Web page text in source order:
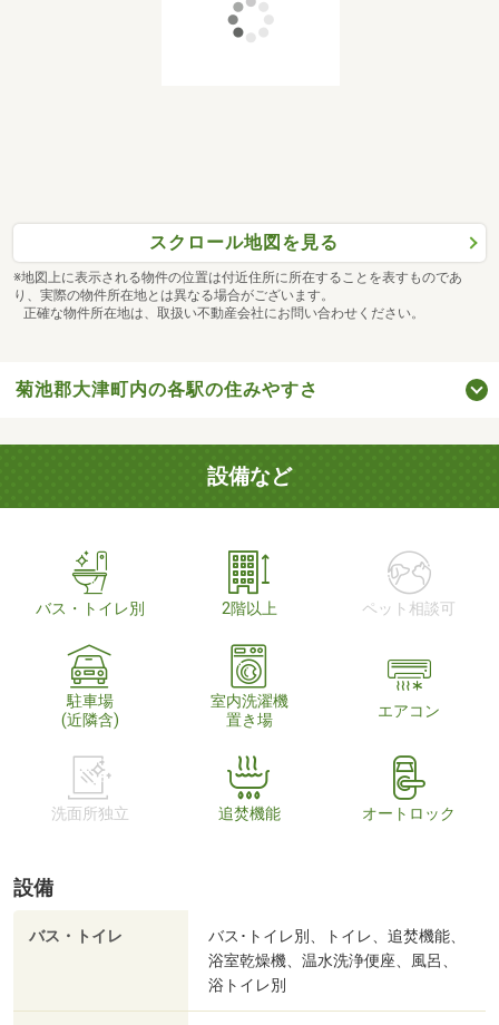
スクロール地図を見る
※地図上に表示される物件の位置は付近住所に所在することを表すものであ
り、実際の物件所在地とは異なる場合がございます。
正確な物件所在地は、取扱い不動産会社にお問い合わせください。
菊池郡大津町内の各駅の住みやすさ
設備など
バス・トイレ別 2階以上 ペット相談可
駐車場
(近隣含)
室内洗濯機
置き場
エアコン
洗面所独立 追焚機能 オートロック
設備
バス・トイレ
バス･トイレ別、トイレ、追焚機能、
浴室乾燥機、温水洗浄便座、風呂、
浴トイレ別